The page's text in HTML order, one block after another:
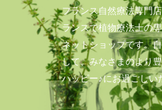
フランス自然療法専門
ランスで植物療法士の
ネットショップです。
して、みなさまのより
ハッピー♪にお過ごしい